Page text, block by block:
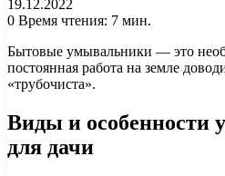
19.12.2022
0 Время чтения: 7 мин.
Бытовые умывальники — это
постоянная работа на земле
«трубочиста».
Виды и особенности
для дачи